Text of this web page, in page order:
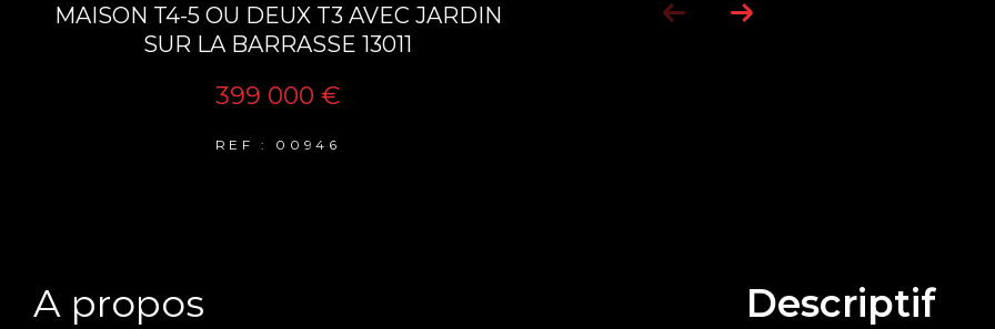
MAISON T4-5 OU DEUX T3 AVEC JARDIN
SUR LA BARRASSE 13011
399 000 €
REF : 00946
a propos descriptif